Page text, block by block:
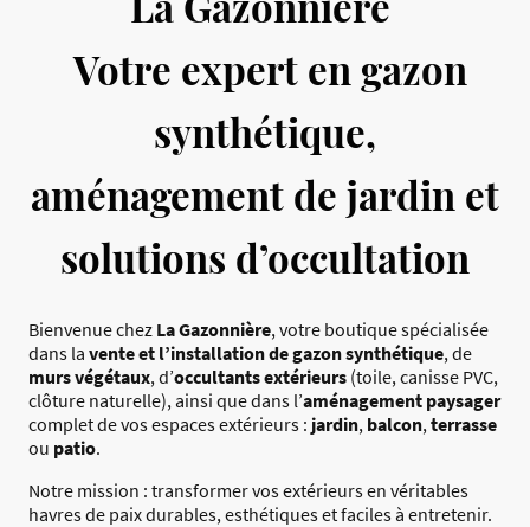
Votre expert en gazon
synthétique,
aménagement de jardin et
solutions d’occultation
Bienvenue chez La Gazonnière, votre boutique spécialisée
dans la vente et l’installation de gazon synthétique, de
murs végétaux, d’occultants extérieurs (toile, canisse PVC,
clôture naturelle), ainsi que dans l’aménagement paysager
complet de vos espaces extérieurs : jardin, balcon, terrasse
ou patio.
Notre mission : transformer vos extérieurs en véritables
havres de paix durables, esthétiques et faciles à entretenir.